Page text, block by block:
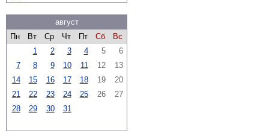
август
Пн
Вт Ср Чт Пт Сб
Вс
1
2 3 4 5
6
7
8 9 10 11 12
13
14
15 16 17 18 19
20
21
22 23 24 25 26
27
28
29 30 31